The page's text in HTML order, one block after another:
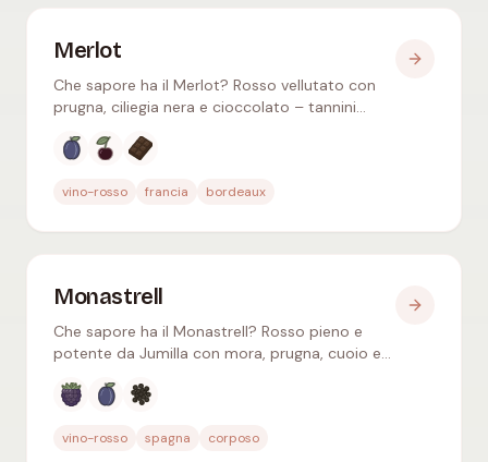
Merlot
Che sapore ha il Merlot? Rosso vellutato con
prugna, ciliegia nera e cioccolato – tannini
rosso. Bordeaux & mondo.
Aromi tipici
vino-rosso francia bordeaux
Monastrell
Che sapore ha il Monastrell? Rosso pieno e
potente da Jumilla con mora, prugna, cuoio e
Nord.
Aromi tipici
vino-rosso spagna corposo